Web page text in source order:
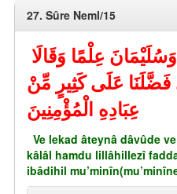
27. Sûre Neml/15
وَسُلَيْمَانَ عِلْمًا وَقَالَا
فَضَّلَنَا عَلَى كَثِيرٍ مِّنْ
عِبَادِهِ الْمُؤْمِنِينَ
Ve lekad âteynâ dâvûde
kâlâl hamdu lillâhillezî
ibâdihil